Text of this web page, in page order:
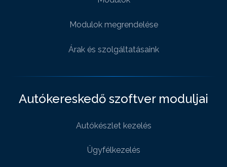
Modulok megrendelése
Árak és szolgáltatásaink
Autókereskedő szoftver moduljai
Autókészlet kezelés
Ügyfélkezelés